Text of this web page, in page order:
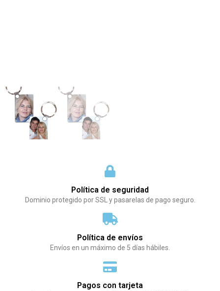
Política de seguridad
Dominio protegido por SSL y pasarelas de pago seguro.
Política de envíos
Envíos en un máximo de 5 días hábiles.
Pagos con tarjeta